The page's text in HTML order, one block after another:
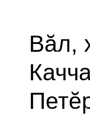
Вăл,